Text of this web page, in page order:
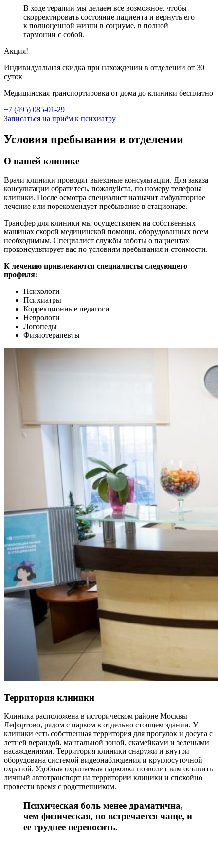
В ходе терапии мы делаем все возможное, чтобы
скорректировать состояние пациента и вернуть его
к полноценной жизни в социуме, в полной
гармонии с собой.
Акция!
Индивидуальная скидка при нахождении в отделении от 30
суток
Медицинская транспортировка от дома до клиники бесплатно
+7 (495) 085-01-29
Записаться на приём к психиатру
Условия пребывания в отделении
О нашей клинике
Врачи клиники проводят выездные консультации. Для заказа
консультации обратитесь, пожалуйста, по номеру телефона
клиники. После осмотра специалист назначит амбулаторное
лечение или порекомендует пребывание в стационаре.
Трансфер для клиники мы осуществляем на собственных
машинах скорой медицинской помощи, оборудованных всем
необходимым. Специалист службы заботы о пациентах
проконсультирует вас по условиям пребывания и стоимости.
К лечению привлекаются специалисты следующего
профиля:
Психологи
Психиатры
Коррекционные педагоги
Неврологи
Логопеды
Физиотерапевты
Территория клиники
Клиника расположена в историческом районе Москвы —
Лефортово, рядом с парком в отдельно стоящем здании. У
клиники есть собственная территория для прогулок и досуга с
летней верандой, мангальной зоной, скамейками и зелеными
насаждениями. Территория клиники снаружи и внутри
оборудована системой видеонаблюдения и круглосуточной
охраной. Удобная охраняемая парковка позволит вам оставить
личный автотранспорт на территории клиники и спокойно
провести время с родственником.
Психическая боль менее драматична,
чем физическая, но встречается чаще, и
ее труднее переносить.